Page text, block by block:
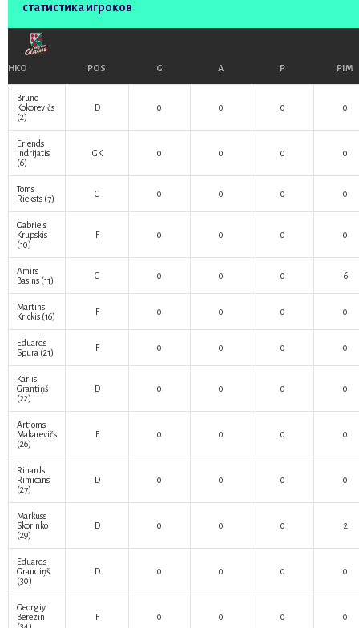
статистика игроков
HKO POS G A P PIM
Bruno
Kokorevičs
(2)
D 0 0 0 0
Erlends
Indrijatis
(6)
GK 0 0 0 0
Toms
Rieksts (7) C 0 0 0 0
Gabriels
Krupskis
(10)
F 0 0 0 0
Amirs
Basins (11) C 0 0 0 6
Martins
Krickis (16) F 0 0 0 0
Eduards
Spura (21) F 0 0 0 0
Kārlis
Grantiņš
(22)
D 0 0 0 0
Artjoms
Makarevičs
(26)
F 0 0 0 0
Rihards
Rimicāns
(27)
D 0 0 0 0
Markuss
Skorinko
(29)
D 0 0 0 2
Eduards
Graudiņš
(30)
D 0 0 0 0
Georgiy
Berezin
F 0 0 0 0